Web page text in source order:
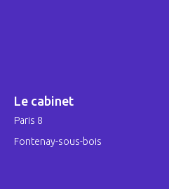
Le cabinet
Paris 8
Fontenay-sous-bois